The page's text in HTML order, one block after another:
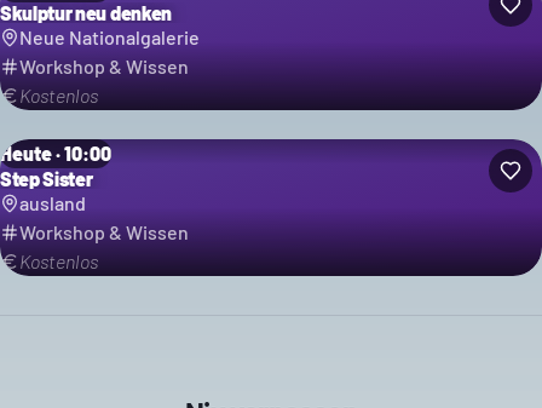
Skulptur neu denken
Neue Nationalgalerie
Workshop & Wissen
Kostenlos
Heute · 10:00
Step Sister
ausland
Workshop & Wissen
Kostenlos